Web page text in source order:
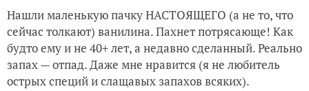
Нашли маленькую пачку НАСТОЯЩЕГО (а не то, что
сейчас толкают) ванилина. Пахнет потрясающе! Как
будто ему и не 40+ лет, а недавно сделанный. Реально
запах — отпад. Даже мне нравится (я не любитель
острых специй и слащавых запахов всяких).